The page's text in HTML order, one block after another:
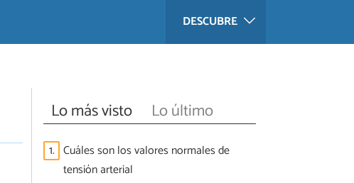
DESCUBRE
Lo más visto Lo último
1. Cuáles son los valores normales de
tensión arterial